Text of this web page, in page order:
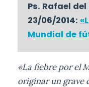
Ps. Rafael del
23/06/2014:
Mundial de
«La fiebre por el
originar un grave